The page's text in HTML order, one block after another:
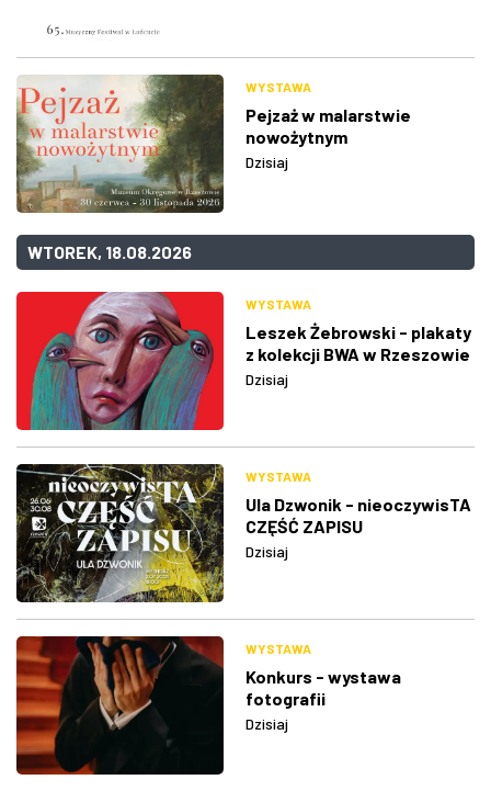
WYSTAWA
Pejzaż w malarstwie
nowożytnym
Dzisiaj
WTOREK, 18.08.2026
WYSTAWA
Leszek Żebrowski - plakaty
z kolekcji BWA w Rzeszowie
Dzisiaj
WYSTAWA
Ula Dzwonik - nieoczywisTA
CZĘŚĆ ZAPISU
Dzisiaj
WYSTAWA
Konkurs - wystawa
fotografii
Dzisiaj